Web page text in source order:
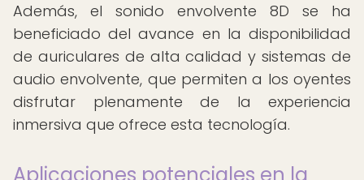
Además, el sonido envolvente 8D se ha
beneficiado del avance en la disponibilidad
de auriculares de alta calidad y sistemas de
audio envolvente, que permiten a los oyentes
disfrutar plenamente de la experiencia
inmersiva que ofrece esta tecnología.